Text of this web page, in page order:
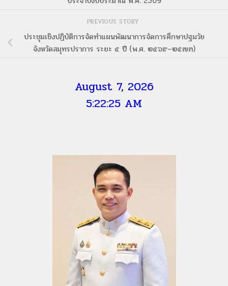
PREVIOUS STORY
ประชุมเชิงปฏิบัติการจัดทำแผนพัฒนาการจัดการศึกษาปฐมวัย
จังหวัดสมุทรปราการ ระยะ ๕ ปี (พ.ศ. ๒๕๖๙–๒๕๗๓)
August 7, 2026
5:22:26 AM